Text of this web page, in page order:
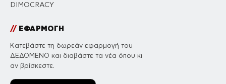
DIMOCRACY
//ΕΦΑΡΜΟΓΗ
Κατεβάστε τη δωρεάν εφαρμογή του
ΔΕΔΟΜΕΝΟ και διαβάστε τα νέα όπου κι
αν βρίσκεστε.